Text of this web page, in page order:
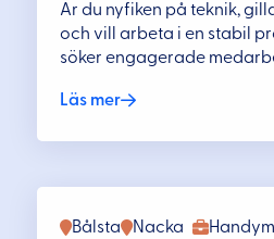
Är du nyfiken på teknik,
och vill arbeta i en stabil
söker engagerade
Läs mer
Bålsta
Nacka